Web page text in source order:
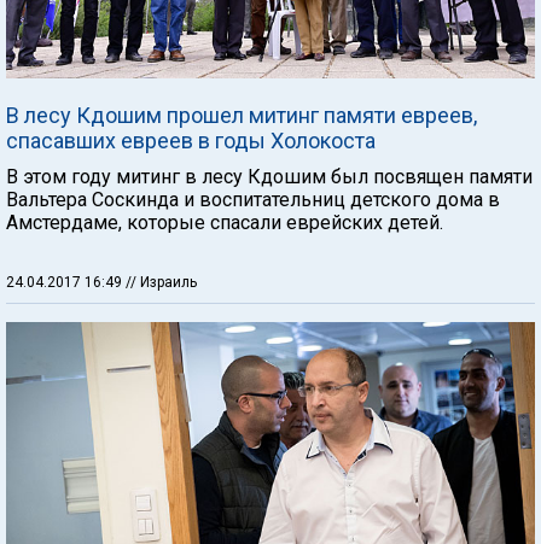
В лесу Кдошим прошел митинг памяти евреев,
спасавших евреев в годы Холокоста
В этом году митинг в лесу Кдошим был посвящен памяти
Вальтера Соскинда и воспитательниц детского дома в
Амстердаме, которые спасали еврейских детей.
24.04.2017 16:49 // Израиль